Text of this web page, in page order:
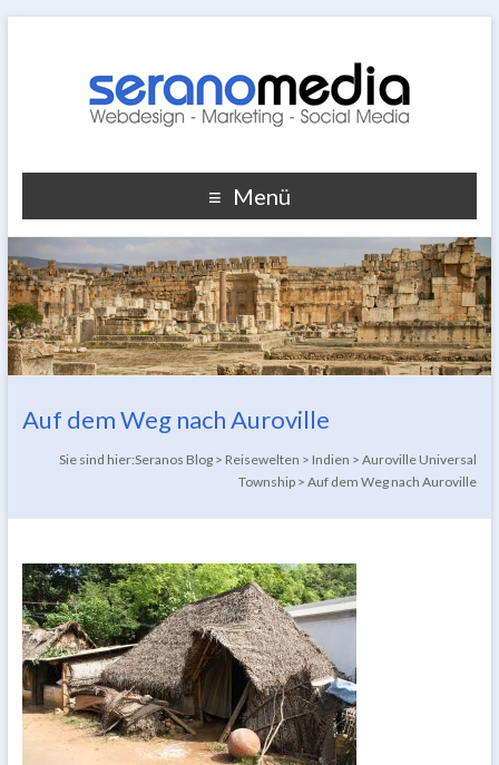
Menü
Auf dem Weg nach Auroville
Sie sind hier:Seranos Blog > Reisewelten > Indien >Auroville Universal
Township >Auf dem Weg nach Auroville